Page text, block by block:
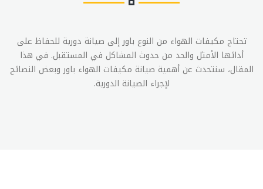
تحتاج مكيفات الهواء من النوع باور إلى صيانة دورية للحفاظ على
أدائها الأمثل والحد من حدوث المشاكل في المستقبل. في هذا
المقال، سنتحدث عن أهمية صيانة مكيفات الهواء باور وبعض النصائح
لإجراء الصيانة الدورية.